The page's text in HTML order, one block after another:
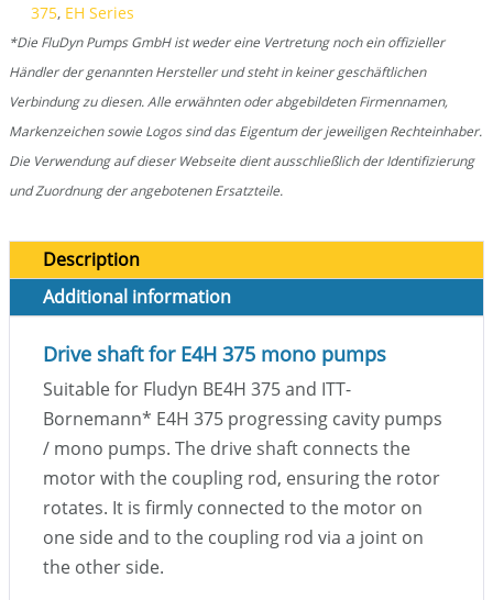
375, EH Series
*Die FluDyn Pumps GmbH ist weder eine Vertretung noch ein offizieller
Händler der genannten Hersteller und steht in keiner geschäftlichen
Verbindung zu diesen. Alle erwähnten oder abgebildeten Firmennamen,
Markenzeichen sowie Logos sind das Eigentum der jeweiligen Rechteinhaber.
Die Verwendung auf dieser Webseite dient ausschließlich der Identifizierung
und Zuordnung der angebotenen Ersatzteile.
Description
Additional information
Drive shaft for E4H 375 mono pumps
Suitable for Fludyn BE4H 375 and ITT-
Bornemann* E4H 375 progressing cavity pumps
/ mono pumps. The drive shaft connects the
motor with the coupling rod, ensuring the rotor
rotates. It is firmly connected to the motor on
one side and to the coupling rod via a joint on
the other side.